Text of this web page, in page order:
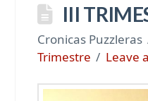
III
Cronicas Puzzleras
Trimestre
Leave